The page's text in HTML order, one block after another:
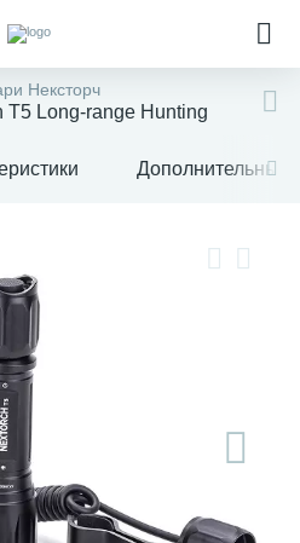
Нексторч
T5 Long-range Hunting
Дополнительные